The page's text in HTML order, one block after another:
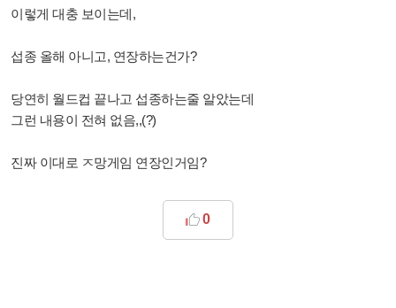
이렇게 대충 보이는데,
섭종 올해 아니고, 연장하는건가?
당연히 월드컵 끝나고 섭종하는줄 알았는데
그런 내용이 전혀 없음,,(?)
진짜 이대로 ㅈ망게임 연장인거임?
0